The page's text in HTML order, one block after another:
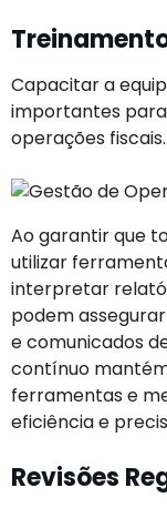
Capacitar a
importantes
operações fiscais.
Ao garantir que
utilizar
interpretar
podem
e comunicados
contínuo
ferramentas e
eficiência e
Revisões